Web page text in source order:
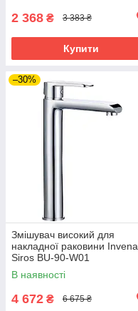
2 368 ₴ 3 383 ₴
Купити
–30%
Змішувач високий для
накладної раковини Invena
Siros BU-90-W01
В наявності
4 672 ₴ 6 675 ₴